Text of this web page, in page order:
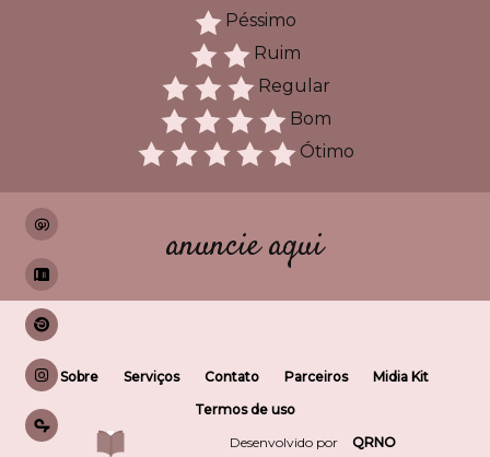
Péssimo
Ruim
Regular
Bom
Ótimo
anuncie aqui
Sobre Serviços Contato Parceiros
Midia Kit
Termos de uso
Desenvolvido por
QRNO